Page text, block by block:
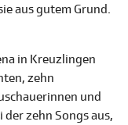
aus gutem Grund.
in Kreuzlingen
zehn
und
zehn Songs aus,